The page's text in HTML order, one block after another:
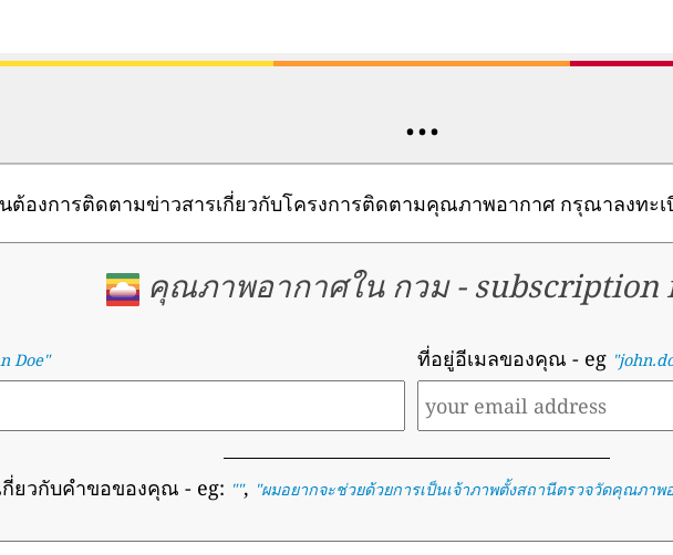
...
ต้องการติดตามข่าวสารเกี่ยวกับโครงการติดตามคุณภาพอากาศ กรุณาลงทะ
คุณภาพอากาศใน กวม- subscription
Doe" ที่อยู่อีเมลของคุณ - eg
กี่ยวกับคำขอของคุณ - eg: "", "ผมอยากจะช่วยด้วยการเป็นเจ้าภาพตั้งสถานีตรวจวัดคุณภาพ